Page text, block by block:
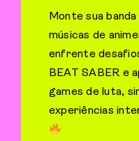
Monte sua
músicas de
enfrente
BEAT SABER e
games de luta,
experiências